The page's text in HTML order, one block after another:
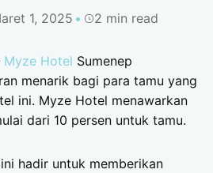
1, 2025 2 min read
Myze Hotel Sumenep
menarik bagi para tamu yang
ini. Myze Hotel menawarkan
dari 10 persen untuk tamu.
hadir untuk memberikan